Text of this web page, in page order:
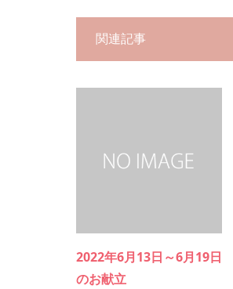
関連記事
2022年6月13日～6月19日
のお献立